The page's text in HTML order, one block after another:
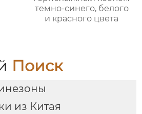
темно-синего, белого
и красного цвета
Поиск
из Китая